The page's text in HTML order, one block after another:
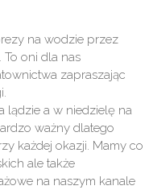
na wodzie przez
. To oni dla nas
zapraszając
lądzie a w niedzielę na
ważny dlatego
każdej okazji. Mamy co
ale także
na naszym kanale